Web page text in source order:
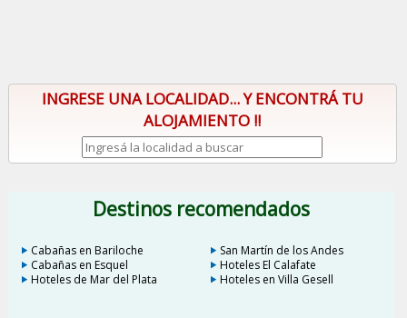
INGRESE UNA LOCALIDAD... Y ENCONTRÁ TU
ALOJAMIENTO !!
Destinos recomendados
Cabañas en Bariloche
San Martín de los Andes
Cabañas en Esquel
Hoteles El Calafate
Hoteles de Mar del Plata
Hoteles en Villa Gesell